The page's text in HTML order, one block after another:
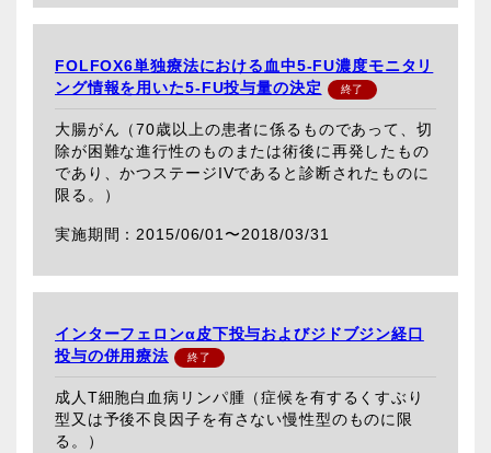
FOLFOX6単独療法における血中5-FU濃度モニタリ
ング情報を用いた5-FU投与量の決定
大腸がん（70歳以上の患者に係るものであって、切
除が困難な進行性のものまたは術後に再発したもの
であり、かつステージIVであると診断されたものに
限る。）
2015/06/01〜2018/03/31
インターフェロンα皮下投与およびジドブジン経口
投与の併用療法
成人T細胞白血病リンパ腫（症候を有するくすぶり
型又は予後不良因子を有さない慢性型のものに限
る。）